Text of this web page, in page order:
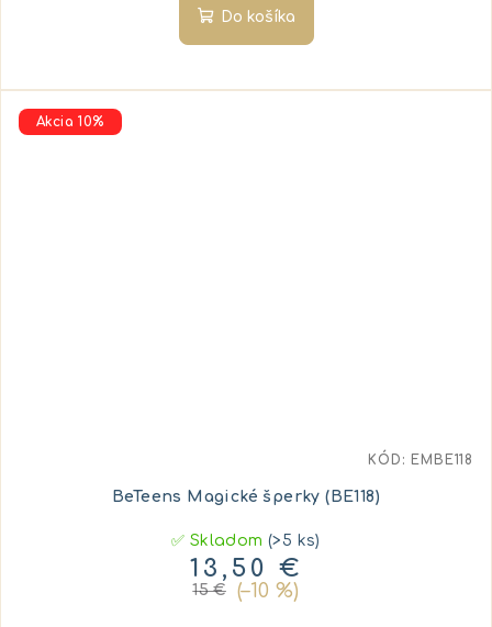
Do košíka
Akcia 10%
BeTeens Magické šperky (BE118)
✅ Skladom(>5 ks)
13,50 €
15 € (–10 %)
KÓD: EMBE118